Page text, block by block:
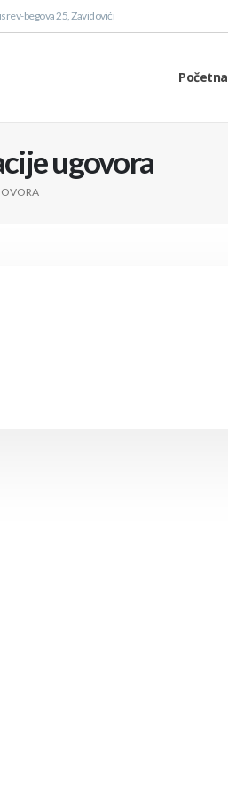
begova 25, Zavidovići
Početna
ugovora